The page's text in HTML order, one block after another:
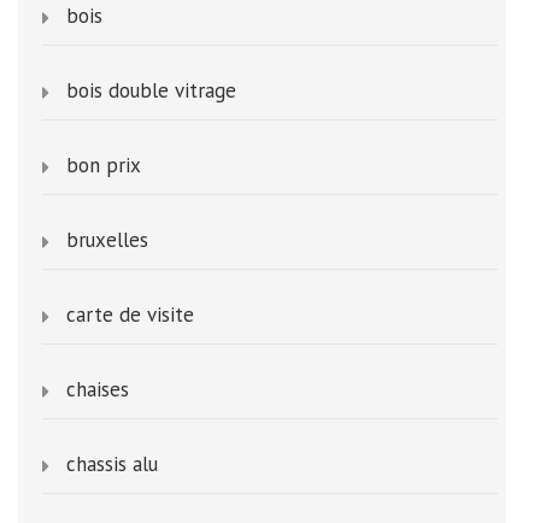
bois
bois double vitrage
bon prix
bruxelles
carte de visite
chaises
chassis alu